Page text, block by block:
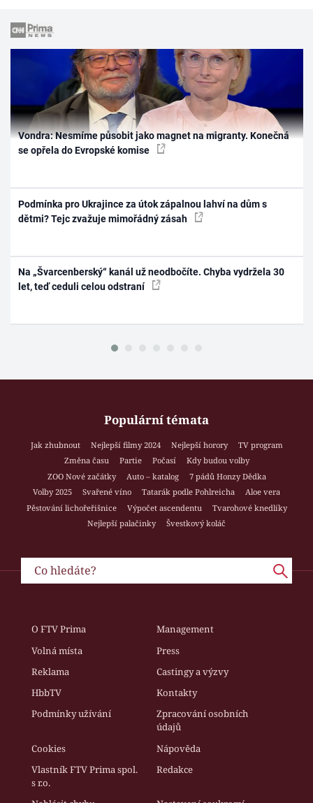
Vondra: Nesmíme působit jako magnet na migranty. Konečná
se opřela do Evropské komise
Podmínka pro Ukrajince za útok zápalnou lahví na dům s
dětmi? Tejc zvažuje mimořádný zásah
Na „Švarcenberský“ kanál už neodbočíte. Chyba vydržela 30
let, teď ceduli celou odstraní
Populární témata
Jak zhubnout Nejlepší filmy 2024 Nejlepší horory
TV program
Změna času
Partie Počasí
Kdy budou volby
ZOO Nové začátky
Auto – katalog
7 pádů Honzy Dědka
Volby 2025
Svařené víno Tatarák podle Pohlreicha
Aloe vera
Pěstování lichořeřišnice
Výpočet ascendentu
Tvarohové knedlíky
Nejlepší palačinky
Švestkový koláč
O FTV Prima
Management
Volná místa
Press
Reklama
Castingy a výzvy
HbbTV
Kontakty
Podmínky užívání
Zpracování osobních
údajů
Cookies
Nápověda
Vlastník FTV Prima spol.
s r.o.
Redakce